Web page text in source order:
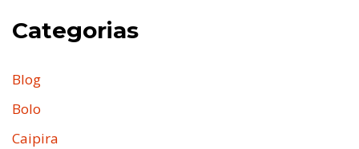
Categorias
Blog
Bolo
Caipira